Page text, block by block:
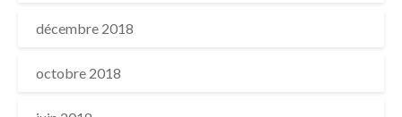
décembre 2018
octobre 2018